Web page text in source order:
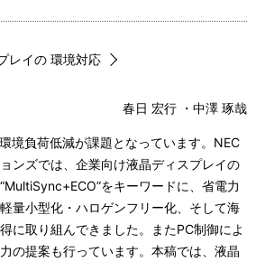
レイの 環境対応
春日 宏行 ・中澤 琢哉
境負荷低減が課題となっています。NEC
ンズでは、企業向け液晶ディスプレイの
をキーワードに、省電力
量小型化・ハロゲンフリー化、そして海
に取り組んできました。またPC制御によ
の提案も行っています。本稿では、液晶